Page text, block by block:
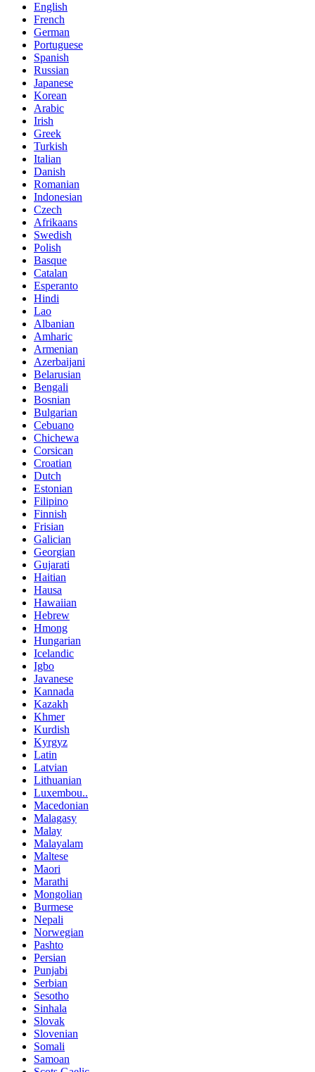
English
French
German
Portuguese
Spanish
Russian
Japanese
Korean
Arabic
Irish
Greek
Turkish
Italian
Danish
Romanian
Indonesian
Czech
Afrikaans
Swedish
Polish
Basque
Catalan
Esperanto
Hindi
Lao
Albanian
Amharic
Armenian
Azerbaijani
Belarusian
Bengali
Bosnian
Bulgarian
Cebuano
Chichewa
Corsican
Croatian
Dutch
Estonian
Filipino
Finnish
Frisian
Galician
Georgian
Gujarati
Haitian
Hausa
Hawaiian
Hebrew
Hmong
Hungarian
Icelandic
Igbo
Javanese
Kannada
Kazakh
Khmer
Kurdish
Kyrgyz
Latin
Latvian
Lithuanian
Luxembou..
Macedonian
Malagasy
Malay
Malayalam
Maltese
Maori
Marathi
Mongolian
Burmese
Nepali
Norwegian
Pashto
Persian
Punjabi
Serbian
Sesotho
Sinhala
Slovak
Slovenian
Somali
Samoan